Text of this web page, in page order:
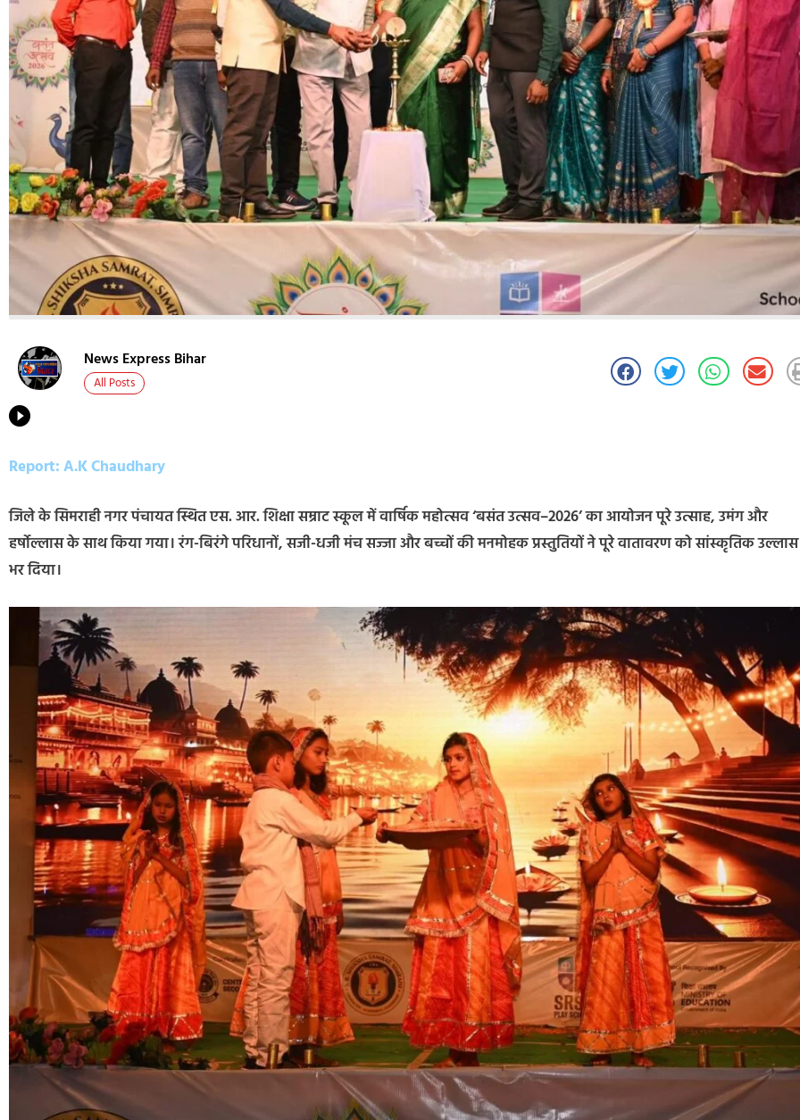
News Express Bihar
All Posts
Report: A.K Chaudhary
जिले के सिमराही नगर पंचायत स्थित एस. आर. शिक्षा सम्राट स्कूल में वार्षिक महोत्सव ‘बसंत उत्सव–2026’ का आयोजन पूरे उत्साह, उमंग और
हर्षोल्लास के साथ किया गया। रंग-बिरंगे परिधानों, सजी-धजी मंच सज्जा और बच्चों की मनमोहक प्रस्तुतियों ने पूरे वातावरण को सांस्कृतिक
भर दिया।